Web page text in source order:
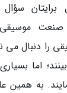
برایتان
صنعت
را دنبال می
اما بسیاری
به همین